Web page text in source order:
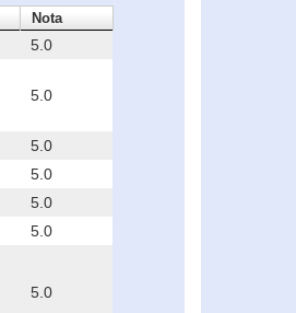
Nota
5.0
5.0
5.0
5.0
5.0
5.0
5.0